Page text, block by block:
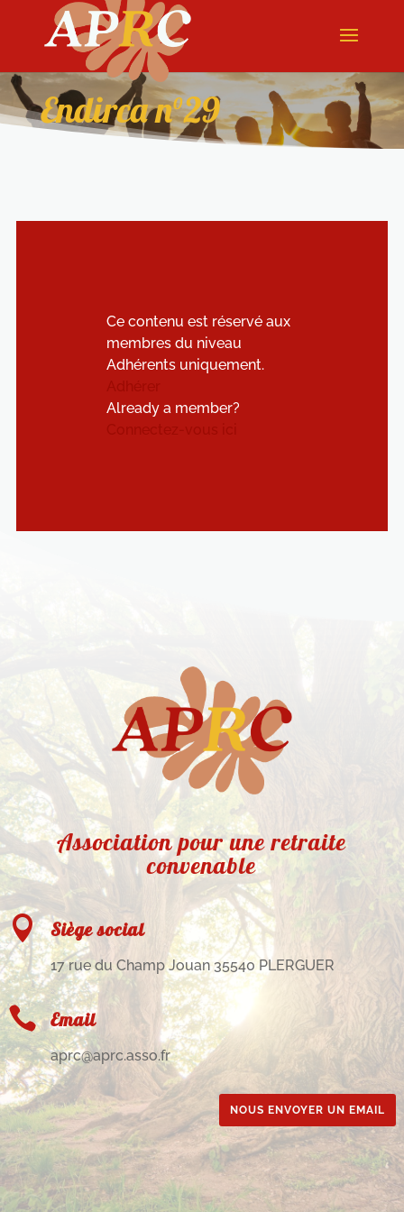
Endirca n°29
Ce contenu est réservé aux
membres du niveau
Adhérents uniquement.
Already a member?
Association pour une retraite
convenable
 Siège social
17 rue du Champ Jouan 35540 PLERGUER
 Email
aprc@aprc.asso.fr
NOUS ENVOYER UN EMAIL